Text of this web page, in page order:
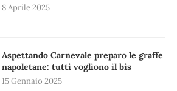
8 Aprile 2025
Aspettando Carnevale preparo le graffe
napoletane: tutti vogliono il bis
15 Gennaio 2025